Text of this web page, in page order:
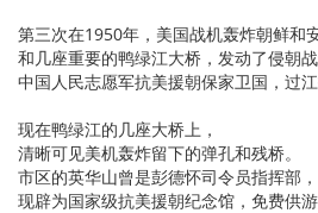
第三次在1950年，美国战机轰炸朝鲜和
和几座重要的鸭绿江大桥，发动了侵朝战
中国人民志愿军抗美援朝保家卫国，过江
现在鸭绿江的几座大桥上，
清晰可见美机轰炸留下的弹孔和残桥。
市区的英华山曾是彭德怀司令员指挥部，
现辟为国家级抗美援朝纪念馆，免费供游